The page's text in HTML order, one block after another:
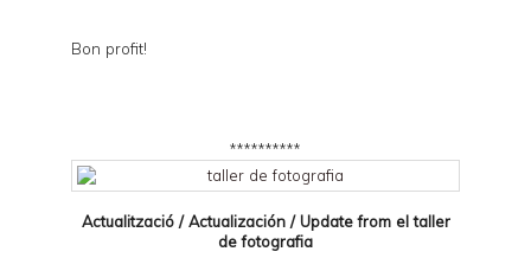
Bon profit!
**********
Actualització / Actualización / Update from eltaller
de fotografia